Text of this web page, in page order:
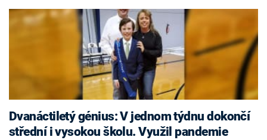
Dvanáctiletý génius: V jednom týdnu dokončí
střední i vysokou školu. Využil pandemie